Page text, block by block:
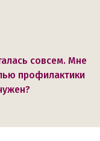
совсем. Мне
профилактики